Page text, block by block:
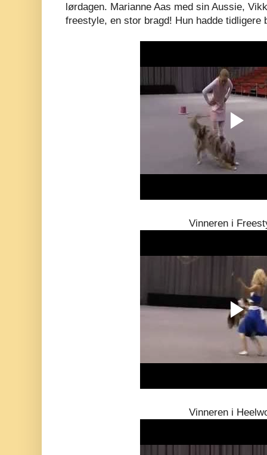
lørdagen. Marianne Aas med sin Aussie,
freestyle, en stor bragd! Hun hadde tidligere
Vinneren i
Vinneren i